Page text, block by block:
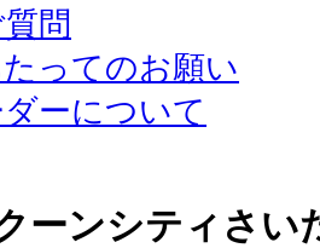
問
ってのお願い
ーについて
ーンシティさい